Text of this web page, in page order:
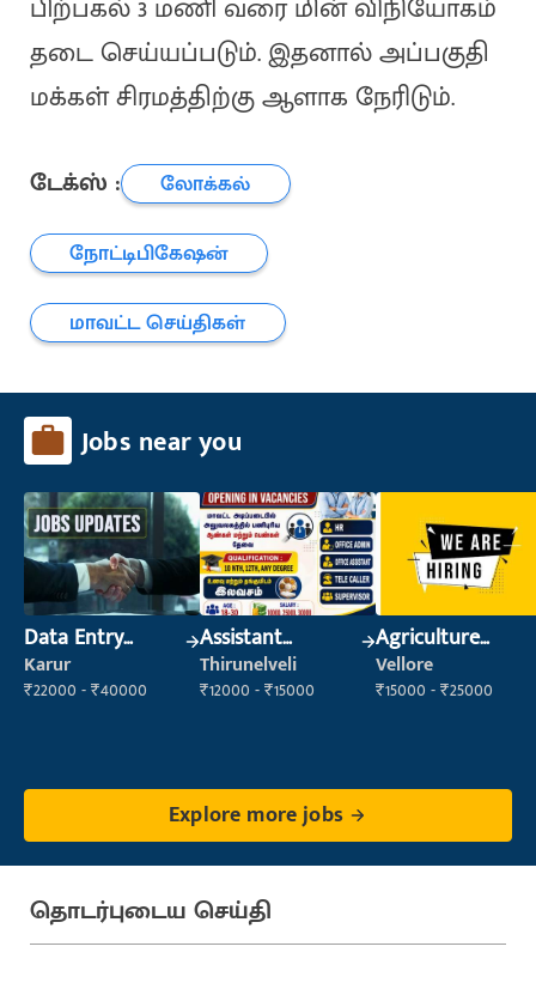
பிற்பகல் 3 மணி வரை மின் விநியோகம்
தடை செய்யப்படும். இதனால் அப்பகுதி
மக்கள் சிரமத்திற்கு ஆளாக நேரிடும்.
டேக்ஸ் :
லோக்கல்
நோட்டிபிகேஷன்
மாவட்ட செய்திகள்
Jobs near you
Data Entry
Operator
Karur
₹22000 - ₹40000
Assistant
Manager
Thirunelveli
₹12000 - ₹15000
Agriculture
Labour
Vellore
₹15000 - ₹25000
Explore more jobs
தொடர்புடைய செய்தி